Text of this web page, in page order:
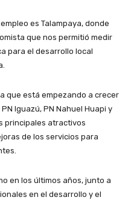
es Talampaya, donde
que nos permitió medir
para el desarrollo local
que está empezando a crecer
Iguazú, PN Nahuel Huapi y
principales atractivos
de los servicios para
en los últimos años, junto a
en el desarrollo y el